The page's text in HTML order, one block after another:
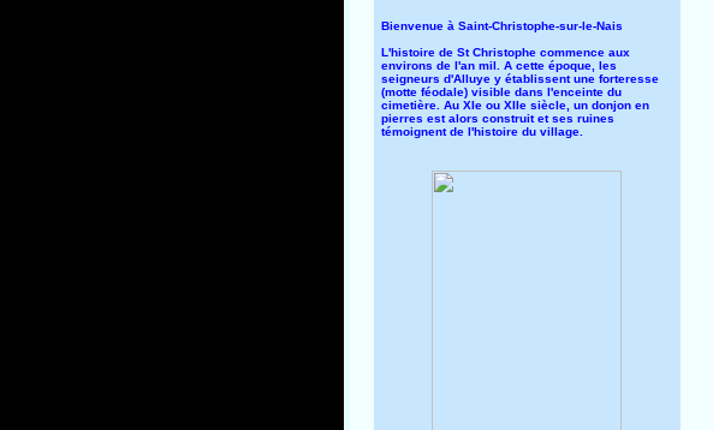
Bienvenue à Saint-Christophe-sur-le-Nais
L'histoire de St Christophe commence aux
environs de l'an mil. A cette époque, les
seigneurs d'Alluye y établissent une forteresse
(motte féodale) visible dans l'enceinte du
cimetière. Au XIe ou XIIe siècle, un donjon en
pierres est alors construit et ses ruines
témoignent de l'histoire du village.